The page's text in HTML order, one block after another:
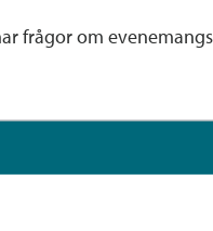
frågor om